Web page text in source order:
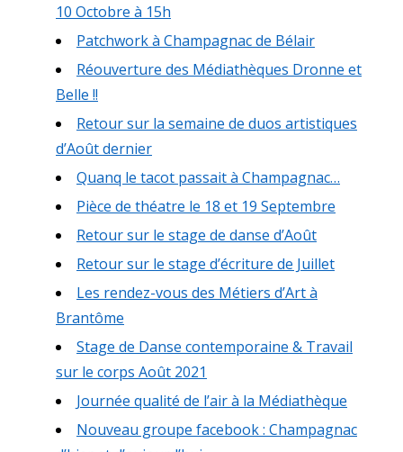
10 Octobre à 15h
Patchwork à Champagnac de Bélair
Réouverture des Médiathèques Dronne et
Belle !!
Retour sur la semaine de duos artistiques
d’Août dernier
Quanq le tacot passait à Champagnac…
Pièce de théatre le 18 et 19 Septembre
Retour sur le stage de danse d’Août
Retour sur le stage d’écriture de Juillet
Les rendez-vous des Métiers d’Art à
Brantôme
Stage de Danse contemporaine & Travail
sur le corps Août 2021
Journée qualité de l’air à la Médiathèque
Nouveau groupe facebook : Champagnac